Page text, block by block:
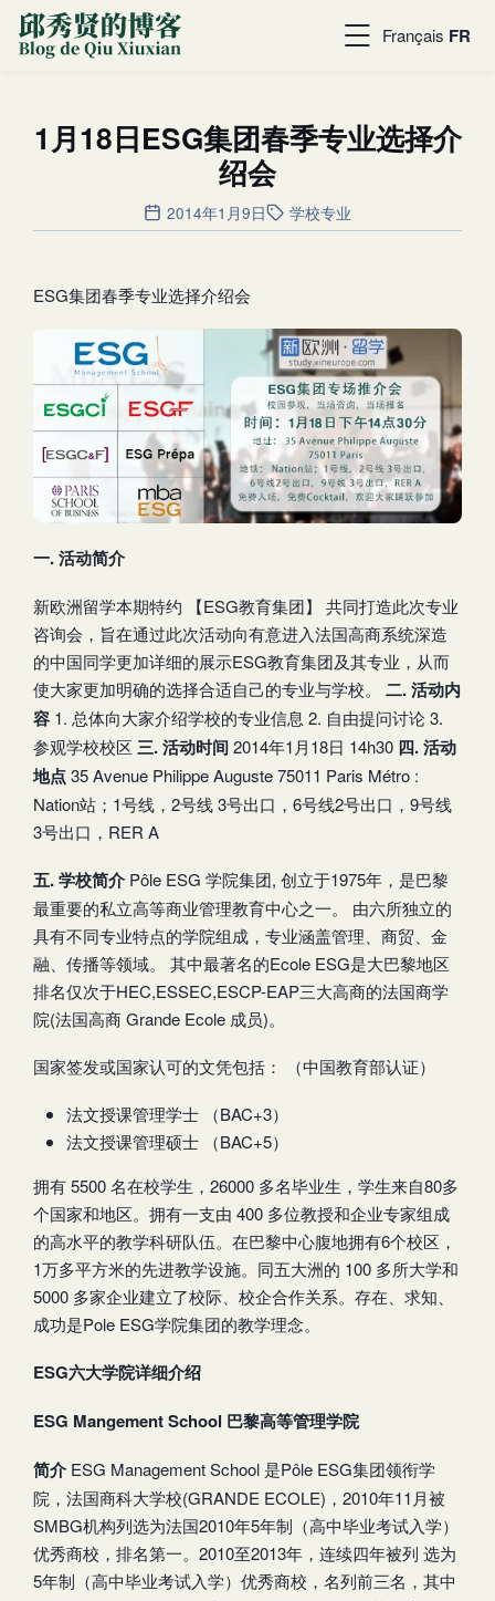
Français FR
1月18日ESG集团春季专业选择介
绍会
2014年1月9日 学校专业
ESG集团春季专业选择介绍会
一. 活动简介
新欧洲留学本期特约 【ESG教育集团】 共同打造此次专业
咨询会，旨在通过此次活动向有意进入法国高商系统深造
的中国同学更加详细的展示ESG教育集团及其专业，从而
使大家更加明确的选择合适自己的专业与学校。 二. 活动内
容 1. 总体向大家介绍学校的专业信息 2. 自由提问讨论 3.
参观学校校区 三. 活动时间2014年1月18日 14h30 四. 活动
地点35 Avenue Philippe Auguste 75011 Paris Métro :
Nation站；1号线，2号线 3号出口，6号线2号出口，9号线
3号出口，RER A
五. 学校简介 Pôle ESG 学院集团, 创立于1975年，是巴黎
最重要的私立高等商业管理教育中心之一。 由六所独立的
具有不同专业特点的学院组成，专业涵盖管理、商贸、金
融、传播等领域。 其中最著名的Ecole ESG是大巴黎地区
排名仅次于HEC,ESSEC,ESCP-EAP三大高商的法国商学
院(法国高商 Grande Ecole 成员)。
国家签发或国家认可的文凭包括： （中国教育部认证）
法文授课管理学士 （BAC+3）
法文授课管理硕士 （BAC+5）
拥有 5500 名在校学生，26000 多名毕业生，学生来自80多
个国家和地区。拥有一支由 400 多位教授和企业专家组成
的高水平的教学科研队伍。在巴黎中心腹地拥有6个校区，
1万多平方米的先进教学设施。同五大洲的 100 多所大学和
5000 多家企业建立了校际、校企合作关系。存在、求知、
成功是Pole ESG学院集团的教学理念。
ESG六大学院详细介绍
ESG Mangement School 巴黎高等管理学院
简介 ESG Management School 是Pôle ESG集团领衔学
院，法国商科大学校(GRANDE ECOLE)，2010年11月被
SMBG机构列选为法国2010年5年制（高中毕业考试入学）
优秀商校，排名第一。2010至2013年，连续四年被列 选为
5年制（高中毕业考试入学）优秀商校，名列前三名，其中